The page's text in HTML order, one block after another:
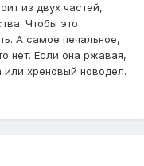
из двух частей,
Чтобы это
А самое печальное,
нет. Если она ржавая,
хреновый новодел.